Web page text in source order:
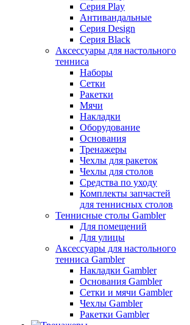
Серия Play
Антивандальные
Серия Design
Серия Black
Аксессуары для настольного
тенниса
Наборы
Сетки
Ракетки
Мячи
Накладки
Оборудование
Основания
Тренажеры
Чехлы для ракеток
Чехлы для столов
Средства по уходу
Комплекты запчастей
для теннисных столов
Теннисные столы Gambler
Для помещений
Для улицы
Аксессуары для настольного
тенниса Gambler
Накладки Gambler
Основания Gambler
Сетки и мячи Gambler
Чехлы Gambler
Ракетки Gambler